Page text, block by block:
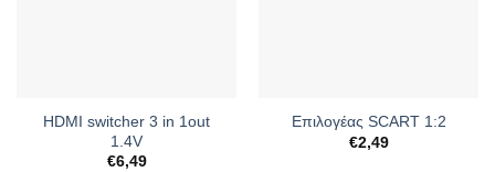
HDMI switcher 3 in 1out
1.4V
€6,49
Επιλογέας SCART 1:2
€2,49